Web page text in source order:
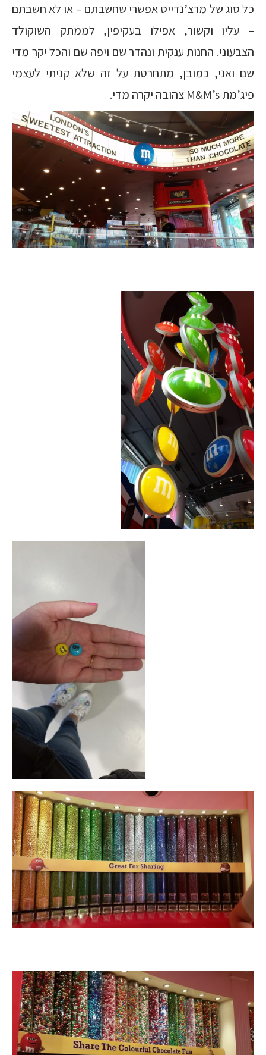
כל סוג של מרצ’נדייס אפשרי שחשבתם – או לא חשבתם
– עליו וקשור, אפילו בעקיפין, לממתק השוקולד
הצבעוני. החנות ענקית ונהדר שם ויפה שם והכל יקר מדי
שם ואני, כמובן, מתחרטת על זה שלא קניתי לעצמי
פיג’מת M&M’s צהובה יקרה מדי.